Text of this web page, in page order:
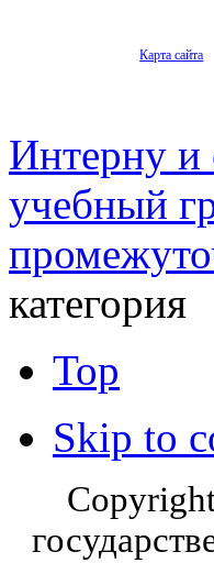
Карта сайта
Интерну и
учебный
категория
Top
Skip to